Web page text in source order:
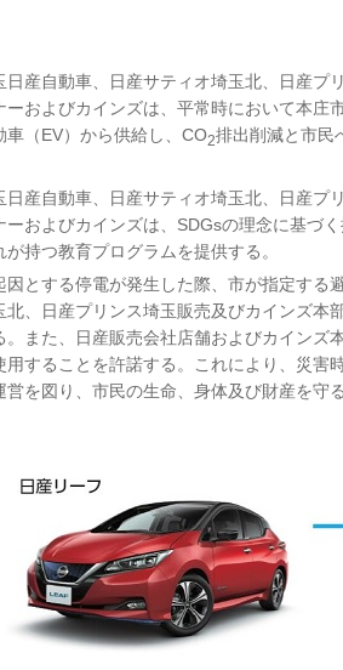
日産自動車、日産サティオ埼玉北、日産プ
ーおよびカインズは、平常時において本
車（EV）から供給し、CO2排出削減と市民
日産自動車、日産サティオ埼玉北、日産プ
ーおよびカインズは、SDGsの理念に基づ
持つ教育プログラムを提供する。
とする停電が発生した際、市が指定する
北、日産プリンス埼玉販売及びカインズ本
。また、日産販売会社店舗およびカインズ
することを許諾する。これにより、災害
を図り、市民の生命、身体及び財産を守る